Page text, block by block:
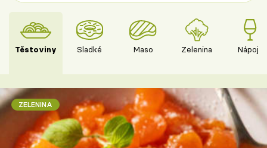
Těstoviny Sladké Maso Zelenina Nápoje
ZELENINA